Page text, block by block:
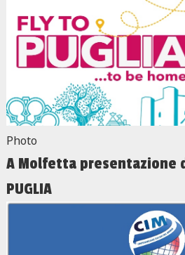
Photo
A Molfetta presentazione
PUGLIA